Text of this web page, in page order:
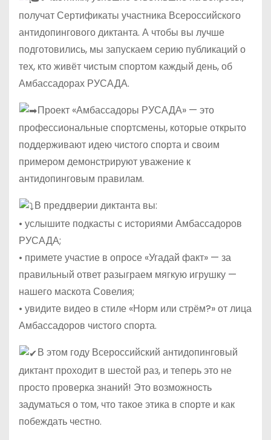
получат Сертификаты участника Всероссийского
антидопингового диктанта. А чтобы вы лучше
подготовились, мы запускаем серию публикаций о
тех, кто живёт чистым спортом каждый день, об
Амбассадорах РУСАДА.
Проект «Амбассадоры РУСАДА» — это
профессиональные спортсмены, которые открыто
поддерживают идею чистого спорта и своим
примером демонстрируют уважение к
антидопинговым правилам.
В преддверии диктанта вы:
• услышите подкасты с историями Амбассадоров
РУСАДА;
• примете участие в опросе «Угадай факт» — за
правильный ответ разыграем мягкую игрушку —
нашего маскота Совелия;
• увидите видео в стиле «Норм или стрём?» от лица
Амбассадоров чистого спорта.
В этом году Всероссийский антидопинговый
диктант проходит в шестой раз, и теперь это не
просто проверка знаний! Это возможность
задуматься о том, что такое этика в спорте и как
побеждать честно.